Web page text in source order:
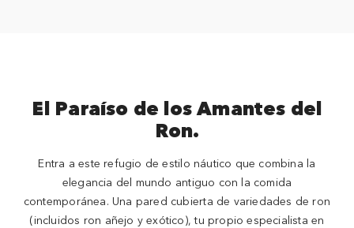
El Paraíso de los Amantes del
Ron.
Entra a este refugio de estilo náutico que combina la
elegancia del mundo antiguo con la comida
contemporánea. Una pared cubierta de variedades de ron
(incluidos ron añejo y exótico), tu propio especialista en